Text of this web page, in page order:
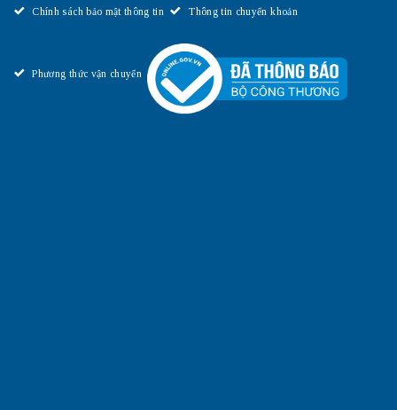
Chính sách bảo mật thông tin Thông tin chuyển khoản
Phương thức vận chuyển